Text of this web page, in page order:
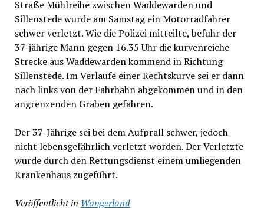
Straße Mühlreihe zwischen Waddewarden und
Sillenstede wurde am Samstag ein Motorradfahrer
schwer verletzt. Wie die Polizei mitteilte, befuhr der
37-jährige Mann gegen 16.35 Uhr die kurvenreiche
Strecke aus Waddewarden kommend in Richtung
Sillenstede. Im Verlaufe einer Rechtskurve sei er dann
nach links von der Fahrbahn abgekommen und in den
angrenzenden Graben gefahren.
Der 37-Jährige sei bei dem Aufprall schwer, jedoch
nicht lebensgefährlich verletzt worden. Der Verletzte
wurde durch den Rettungsdienst einem umliegenden
Krankenhaus zugeführt.
Veröffentlicht in Wangerland